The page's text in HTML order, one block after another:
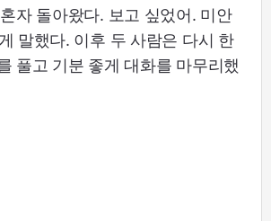
자 돌아왔다. 보고 싶었어. 미안
말했다. 이후 두 사람은 다시 한
풀고 기분 좋게 대화를 마무리했